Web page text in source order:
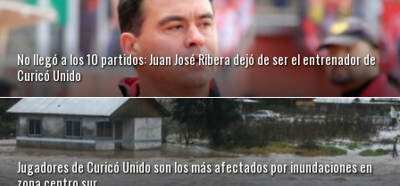
No llegó a los 10 partidos: Juan José Ribera dejó de ser el entrenador de
Curicó Unido
Jugadores de Curicó Unido son los más afectados por inundaciones en